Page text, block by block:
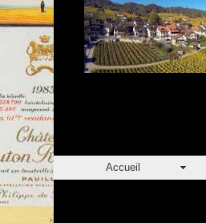
Accueil